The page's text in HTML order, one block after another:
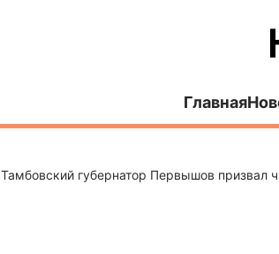
Главная
Тамбовский губернатор Первышов призвал